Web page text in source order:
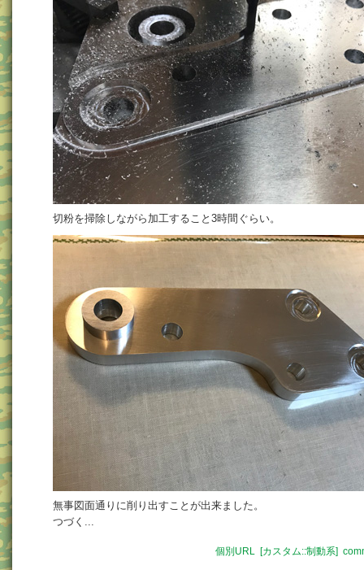
切粉を掃除しながら加工すること3時間ぐらい。
無事図面通りに削り出すことが出来ました。
つづく...
個別URL [カスタム::制動系]